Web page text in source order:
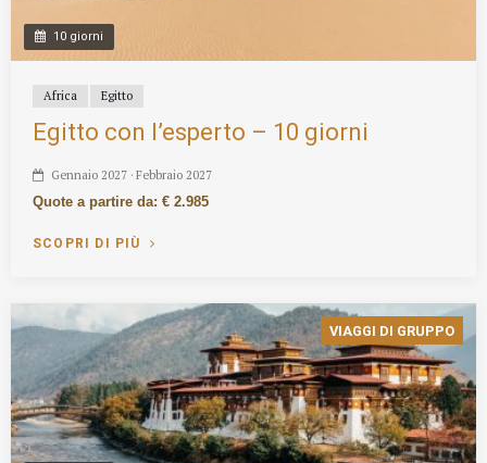
10 giorni
Africa Egitto
Egitto con l’esperto – 10 giorni
Gennaio 2027 · Febbraio 2027
Quote a partire da: € 2.985
SCOPRI DI PIÙ
VIAGGI DI GRUPPO